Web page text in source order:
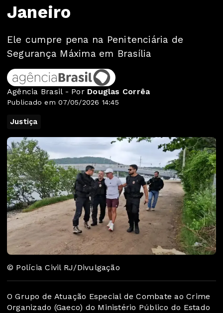
Janeiro
Ele cumpre pena na Penitenciária de
Segurança Máxima em Brasília
Agência Brasil - Por Douglas Corrêa
Publicado em 07/05/2026 14:45
Justiça
© Polícia Civil RJ/Divulgação
O Grupo de Atuação Especial de Combate ao Crime
Organizado (Gaeco) do Ministério Público do Estado